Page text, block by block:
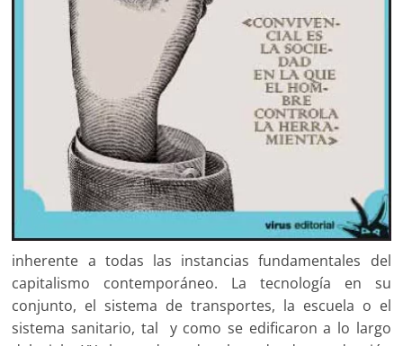
inherente a todas las instancias fundamentales del
capitalismo contemporáneo. La tecnología en su
conjunto, el sistema de transportes, la escuela o el
sistema sanitario, tal y como se edificaron a lo largo